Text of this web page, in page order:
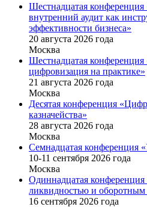
Шестнадцатая
внутренний аудит как
эффективности бизнеса»
20 августа 2026 года
Москва
Шестнадцатая
цифровизация на практике»
21 августа 2026 года
Москва
Десятая конференция
казначейства»
28 августа 2026 года
Москва
Семнадцатая конференция
10-11 сентября 2026 года
Москва
Одиннадцатая
ликвидностью и оборотным
16 cентября 2026 года